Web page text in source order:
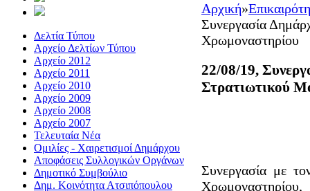
Δελτία Τύπου
Αρχείο Δελτίων Τύπου
Αρχείο 2012
Αρχείο 2011
Αρχείο 2010
Αρχείο 2009
Αρχείο 2008
Αρχείο 2007
Τελευταία Νέα
Ομιλίες - Χαιρετισμοί Δημάρχου
Αποφάσεις Συλλογικών Οργάνων
Δημοτικό Συμβούλιο
Δημ. Κοινότητα Ατσιπόπουλου
Αρχική»
Συνεργασία
Χρωμοναστηρίου
22/08/19,
Στρατιωτικού
Συνεργασία με